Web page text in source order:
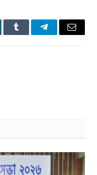
Tumblr TelegramEmail